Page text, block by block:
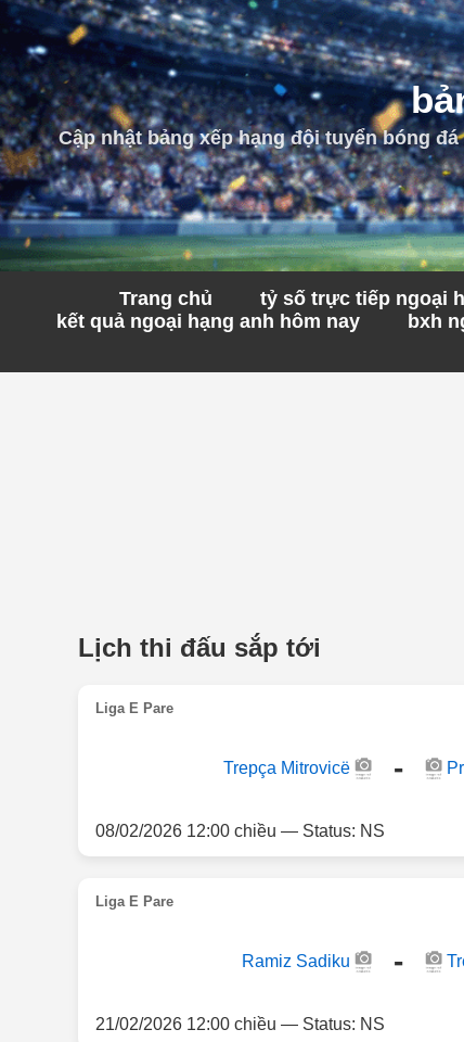
Cập nhật bảng xếp hạng đội tuyển bóng
Trang chủ tỷ số trực tiếp ngoại
kết quả ngoại hạng anh hôm nay
bxh
Lịch thi đấu sắp tới
Liga E Pare
Trepça Mitrovicë -
08/02/2026 12:00 chiều — Status: NS
Liga E Pare
Ramiz Sadiku -
21/02/2026 12:00 chiều — Status: NS